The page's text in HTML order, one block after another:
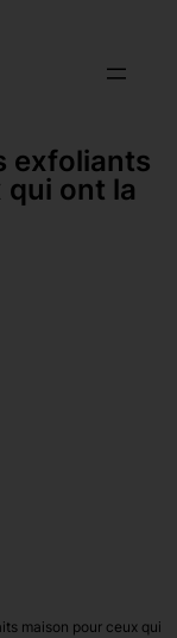
exfoliants
ont la
maison pour ceux qui